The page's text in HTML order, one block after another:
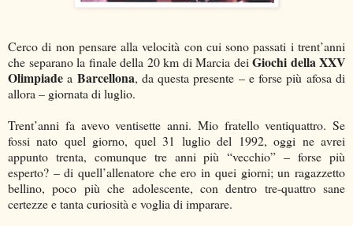
Cerco di non pensare alla velocità con cui sono passati i trent’anni
che separano la finale della 20 km di Marcia deiGiochi della XXV
Olimpiade a Barcellona, da questa presente – e forse più afosa di
allora – giornata di luglio.
Trent’anni fa avevo ventisette anni. Mio fratello ventiquattro. Se
fossi nato quel giorno, quel 31 luglio del 1992, oggi ne avrei
appunto trenta, comunque tre anni più “vecchio” – forse più
esperto? – di quell’allenatore che ero in quei giorni; un ragazzetto
bellino, poco più che adolescente, con dentro tre-quattro sane
certezze e tanta curiosità e voglia di imparare.